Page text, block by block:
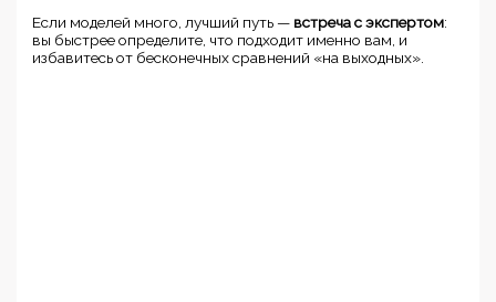
Если моделей много, лучший путь — встреча с экспертом:
вы быстрее определите, что подходит именно вам, и
избавитесь от бесконечных сравнений «на выходных».